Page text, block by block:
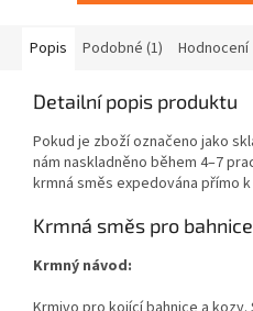
Popis Podobné (1) Hodnocení
Detailní popis produktu
Pokud je zboží označeno jako
nám naskladněno během 4–7
krmná směs expedována přímo k
Krmná směs pro
Krmný návod: